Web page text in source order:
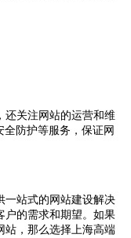
还关注网站的运营和维
防护等服务，保证网
一站式的网站建设解决
户的需求和期望。如果
站，那么选择上海高端